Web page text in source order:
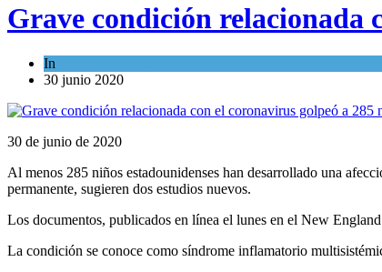
Grave condición relacionada
In
30 junio 2020
30 de junio de 2020
Al menos 285 niños estadounidenses han desarrollado una
permanente, sugieren dos estudios nuevos.
Los documentos, publicados en línea el lunes en el New
La condición se conoce como síndrome inflamatorio